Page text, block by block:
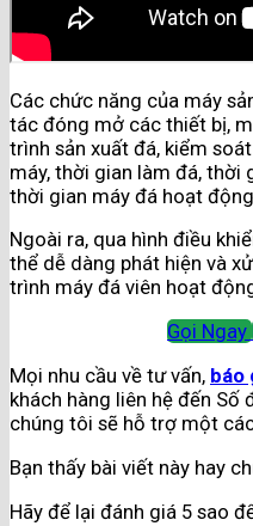
Các chức năng của máy
tác đóng mở các thiết bị,
trình sản xuất đá, kiểm
máy, thời gian làm đá, thời
thời gian máy đá hoạt
Ngoài ra, qua hình điều
thể dễ dàng phát hiện và
trình máy đá viên hoạt
Gọi Ngay
Mọi nhu cầu về tư vấn, báo
khách hàng liên hệ đến Số
chúng tôi sẽ hỗ trợ một
Bạn thấy bài viết này hay
Hãy để lại đánh giá 5 sao